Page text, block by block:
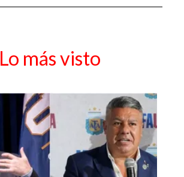
Lo más visto